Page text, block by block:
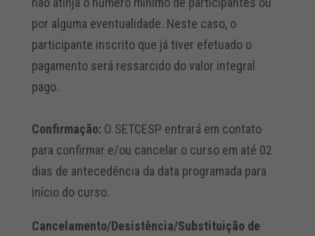
por alguma eventualidade. Neste caso, o
participante inscrito que já tiver efetuado o
pagamento será ressarcido do valor integral
pago.
Confirmação: O SETCESP entrará em contato
para confirmar e/ou cancelar o curso em até 02
dias de antecedência da data programada para
início do curso.
Cancelamento/Desistência/Substituição de